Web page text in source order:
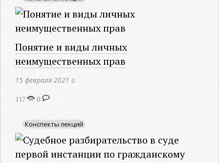
Понятие и виды личных
неимущественных прав
15 февраля 2021 г.
117 0
Конспекты лекций